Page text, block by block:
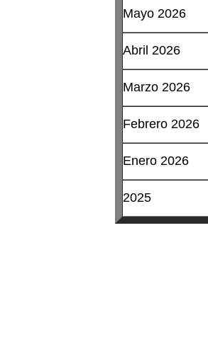
Mayo 2026
Abril 2026
Marzo 2026
Febrero 2026
Enero 2026
2025